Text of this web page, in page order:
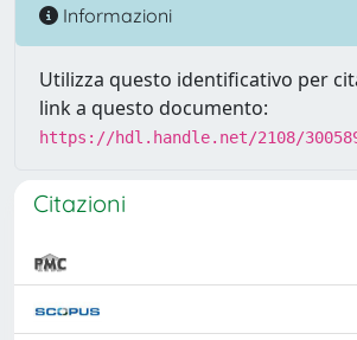
Informazioni
Utilizza questo identificativo per
link a questo documento:
https://hdl.handle.net/2108/
Citazioni